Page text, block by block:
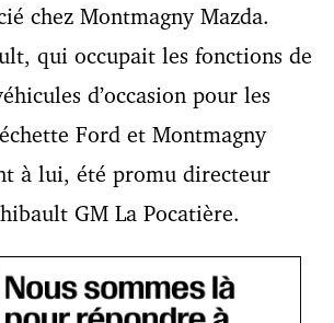
chez Montmagny Mazda.
qui occupait les fonctions de
d’occasion pour les
Ford et Montmagny
à lui, été promu directeur
GM La Pocatière.